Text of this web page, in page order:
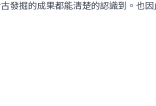
發掘的成果都能清楚的認識到。也